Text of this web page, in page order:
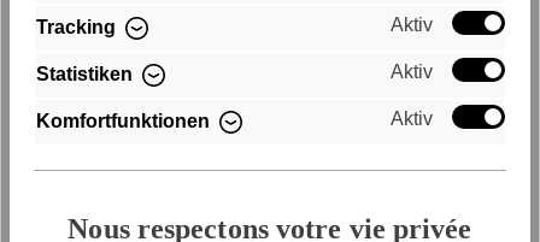
Tracking Aktiv
Statistiken Aktiv
Komfortfunktionen Aktiv
Nous respectons votre vie privée